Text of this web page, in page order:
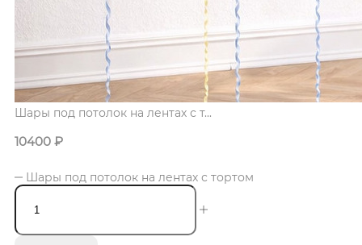
Шары под потолок на лентах с т...
10400 ₽
Шары под потолок на лентах с тортом